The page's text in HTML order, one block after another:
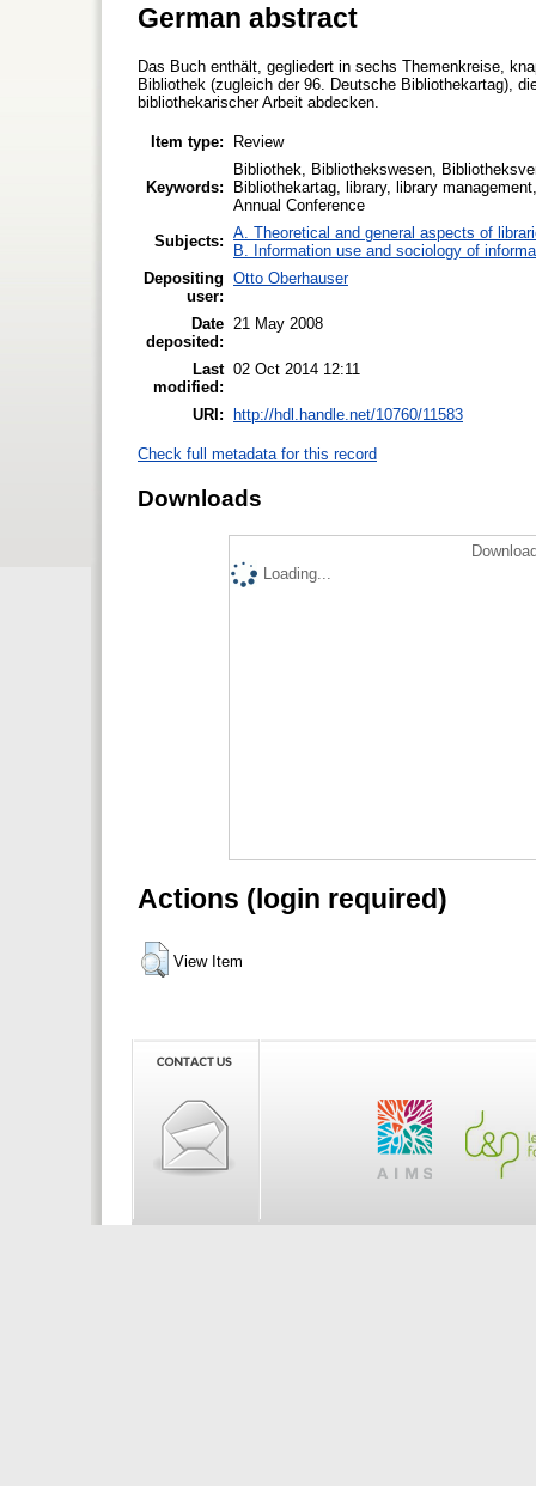
German abstract
Das Buch enthält, gegliedert in sechs Themenkreise,
Bibliothek (zugleich der 96. Deutsche Bibliothekartag),
bibliothekarischer Arbeit abdecken.
Item type: Review
Keywords:
Bibliothek, Bibliothekswesen,
Bibliothekartag, library, library
Annual Conference
Subjects: A. Theoretical and general aspects of
B. Information use and sociology of
Depositing
user:
Otto Oberhauser
Date
deposited:
21 May 2008
Last
modified:
02 Oct 2014 12:11
URI: http://hdl.handle.net/10760/11583
Check full metadata for this record
Downloads
Loading...
Actions (login required)
View Item